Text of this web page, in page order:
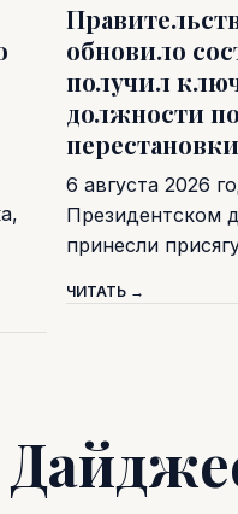
обновило
получил
должности
перестановки
6 августа 2026
Президентском
принесли
ЧИТАТЬ →